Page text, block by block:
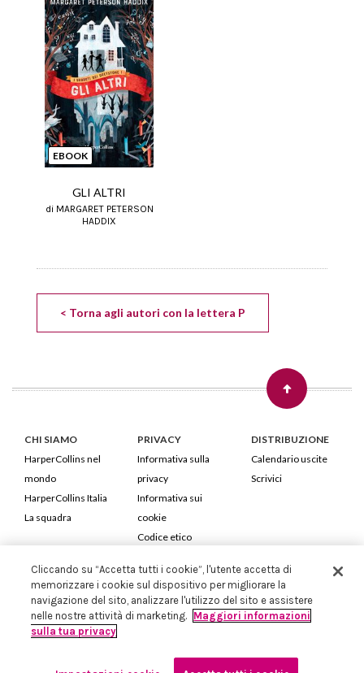
EBOOK
GLI ALTRI
di MARGARET PETERSON
HADDIX
< Torna agli autori con la lettera P
CHI SIAMO
HarperCollins nel
mondo
HarperCollins Italia
La squadra
PRIVACY
Informativa sulla
privacy
Informativa sui
cookie
Codice etico
DISTRIBUZIONE
Calendario uscite
Scrivici
HarperCollins Italia S.p.A. Viale Monte Nero, 84 - 20135 Milano
Cod. Fiscale e P.IVA 05946780151 - Capitale Sociale 258.250 €
Iscritta in Milano al Registro delle imprese nr.198004 e REA nr.1051898
Cliccando su “Accetta tutti i cookie”, l'utente accetta di
memorizzare i cookie sul dispositivo per migliorare la
navigazione del sito, analizzare l'utilizzo del sito e assistere
nelle nostre attività di marketing. Maggiori informazioni
sulla tua privacy